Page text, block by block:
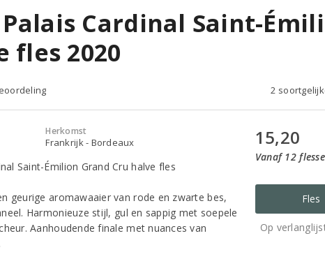
Cardinal Saint-
fles 2020
2
Herkomst
Frankrijk - Bordeaux
geurige aromawaaier van rode en zwarte bes,
Harmonieuze stijl, gul en sappig met soepele
Aanhoudende finale met nuances van
15,20
Vanaf 12
Fles
Op